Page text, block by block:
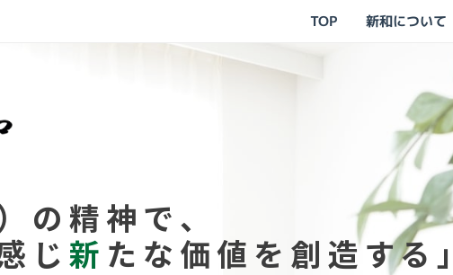
TOP 新和について
の精神で、
じ新 たな価値を創造する」